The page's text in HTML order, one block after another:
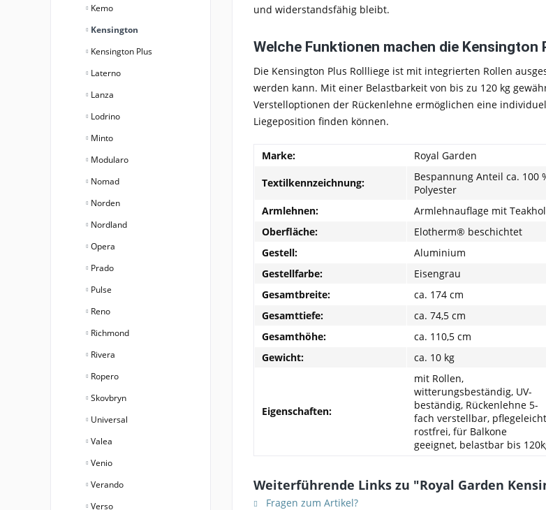
Kemo
Kensington
Kensington Plus
Laterno
Lanza
Lodrino
Minto
Modularo
Nomad
Norden
Nordland
Opera
Prado
Pulse
Reno
Richmond
Rivera
Ropero
Skovbryn
Universal
Valea
Venio
Verando
Verso
und widerstandsfähig bleibt.
Welche Funktionen machen die Kensington
Die Kensington Plus Rollliege ist mit integrierten Rollen
werden kann. Mit einer Belastbarkeit von bis zu 120 kg
Verstelloptionen der Rückenlehne ermöglichen eine
Liegeposition finden können.
Marke: Royal Garden
Textilkennzeichnung:
Bespannung Anteil ca. 100
Polyester
Armlehnen:
Armlehnauflage mit
Oberfläche:
Elotherm® beschichtet
Gestell:
Aluminium
Gestellfarbe:
Eisengrau
Gesamtbreite:
ca. 174 cm
Gesamttiefe:
ca. 74,5 cm
Gesamthöhe:
ca. 110,5 cm
Gewicht:
ca. 10 kg
Eigenschaften:
mit Rollen,
witterungsbeständig, UV-
beständig, Rückenlehne 5-
fach verstellbar,
rostfrei, für Balkone
geeignet, belastbar bis
Weiterführende Links zu "Royal Garden
Fragen zum Artikel?